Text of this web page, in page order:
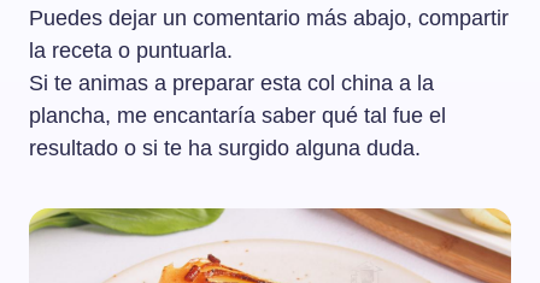
Puedes dejar un comentario más abajo, compartir
la receta o puntuarla.
Si te animas a preparar esta col china a la
plancha, me encantaría saber qué tal fue el
resultado o si te ha surgido alguna duda.